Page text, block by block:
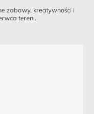
zabawy, kreatywności i
teren...